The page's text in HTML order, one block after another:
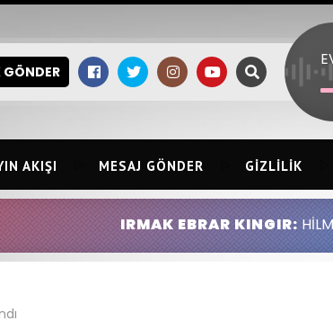
GÖNDER
AKIŞI MESAJ GÖNDER GIZLILIK
IRMAK EBRAR KINGIR:HİLMİ ERSİN KINGIR